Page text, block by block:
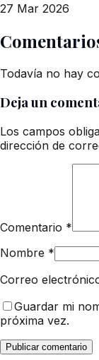
27 Mar 2026
Todavía no hay
Deja un
Los campos
dirección de
Comentario *
Nombre *
Correo
Guardar mi
próxima vez.